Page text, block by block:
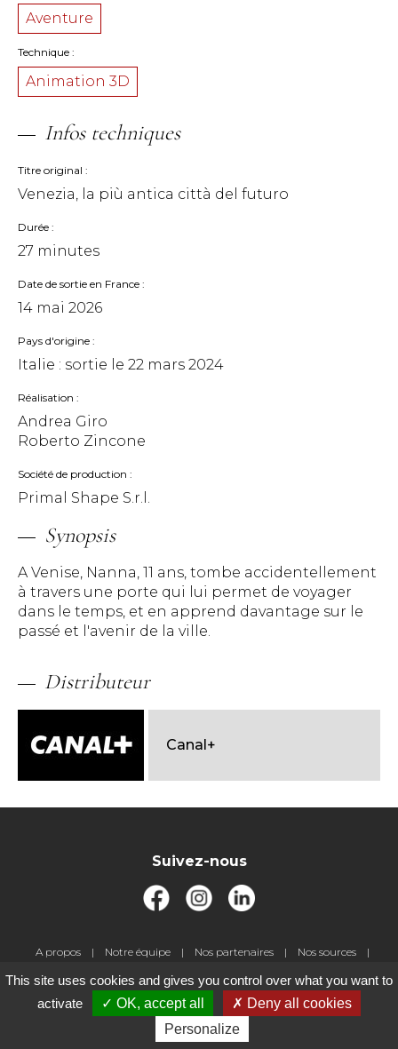
Aventure
Technique
Animation 3D
Infos techniques
Titre original
Venezia, la più antica città del futuro
Durée
27 minutes
Date de sortie en France
14 mai 2026
Pays d'origine
Italie : sortie le 22 mars 2024
Réalisation
Andrea Giro
Roberto Zincone
Société de production
Primal Shape S.r.l.
Synopsis
A Venise, Nanna, 11 ans, tombe accidentellement
à travers une porte qui lui permet de voyager
dans le temps, et en apprend davantage sur le
passé et l'avenir de la ville.
Distributeur
Canal+
Suivez-nous
Pied
page
A propos Notre équipe Nos partenaires
Nos sources
Livre d'or
Jeux-concours Contact
Gestion des cookies
Mentions légales
This site uses cookies and gives you control over what you want to
activate
OK, accept all
Deny all cookies
Personalize